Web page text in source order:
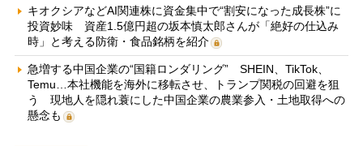
キオクシアなどAI関連株に資金集中で“割安になった成長株”に
投資妙味 資産1.5億円超の坂本慎太郎さんが「絶好の仕込み
時」と考える防衛・食品銘柄を紹介
急増する中国企業の“国籍ロンダリング” SHEIN、TikTok、
Temu…本社機能を海外に移転させ、トランプ関税の回避を狙
う 現地人を隠れ蓑にした中国企業の農業参入・土地取得への
懸念も